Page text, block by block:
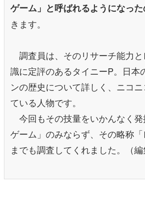
ゲーム」と呼ばれるようになっ
きます。
調査員は、そのリサーチ能力
識に定評のあるタイニーP。日本
ンの歴史について詳しく、ニコ
ている人物です。
今回もその技量をいかんなく発
ゲーム」のみならず、その略称
までも調査してくれました。（編